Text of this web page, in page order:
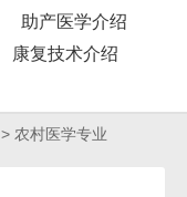
助产医学介绍
康复技术介绍
> 农村医学专业